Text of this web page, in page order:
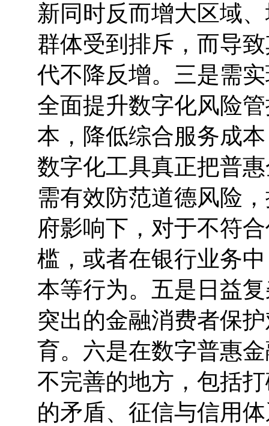
新同时反而增大区域
群体受到排斥，而导
代不降反增。三是需
全面提升数字化风险
本，降低综合服务成
数字化工具真正把普
需有效防范道德风险
府影响下，对于不符
槛，或者在银行业务
本等行为。五是日益
突出的金融消费者保
育。六是在数字普惠
不完善的地方，包括
的矛盾、征信与信用